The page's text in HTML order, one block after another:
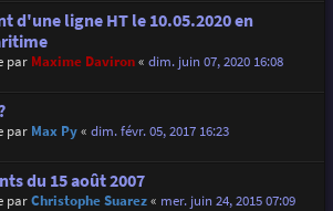
d'une ligne HT le 10.05.2020 en
par Maxime Daviron« dim. juin 07, 2020 16:08
par Max Py« dim. févr. 05, 2017 16:23
du 15 août 2007
parChristophe Suarez« mer. juin 24, 2015 07:09